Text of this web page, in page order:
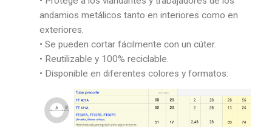
andamios metálicos tanto en interiores como en
exteriores.
• Se pueden cortar fácilmente con un cúter.
• Reutilizable y 100% reciclable.
• Disponible en diferentes colores y formatos: